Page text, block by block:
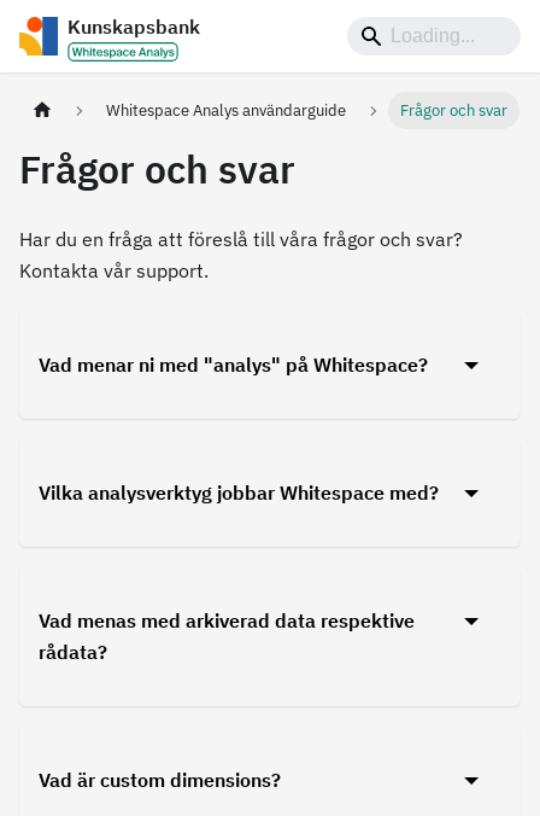
Kunskapsbank
Whitespace Analys användarguide Frågor och svar
Frågor och svar
Har du en fråga att föreslå till våra frågor och svar?
Kontakta vår support.
Vad menar ni med "analys" på Whitespace?
Vilka analysverktyg jobbar Whitespace med?
Vad menas med arkiverad data respektive
rådata?
Vad är custom dimensions?